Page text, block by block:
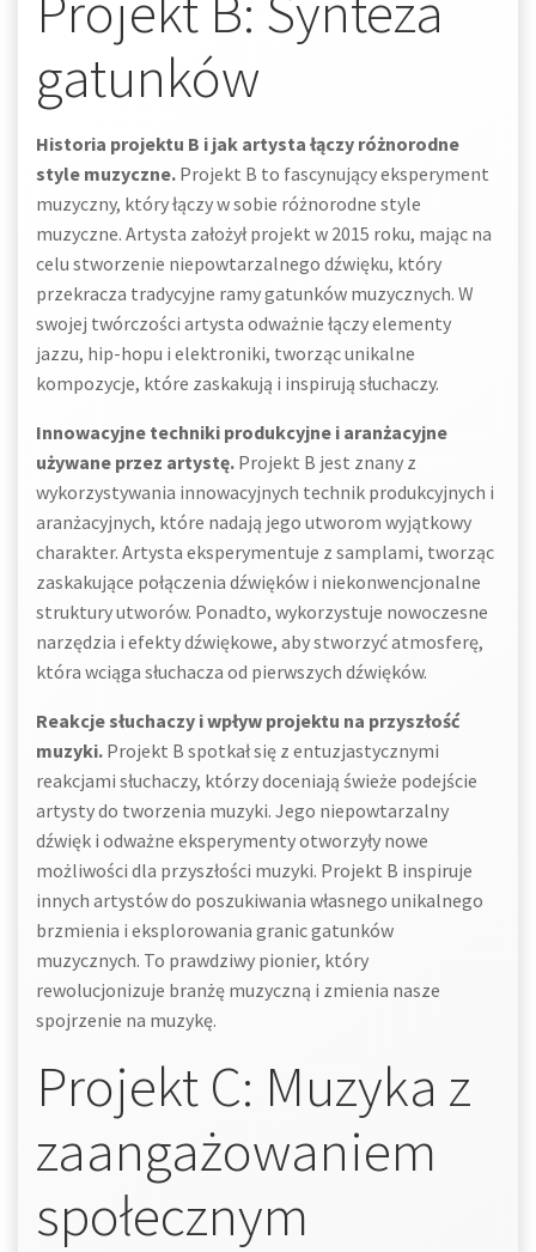
gatunków
Historia projektu B i jak artysta łączy różnorodne
style muzyczne. Projekt B to fascynujący eksperyment
muzyczny, który łączy w sobie różnorodne style
muzyczne. Artysta założył projekt w 2015 roku, mając na
celu stworzenie niepowtarzalnego dźwięku, który
przekracza tradycyjne ramy gatunków muzycznych. W
swojej twórczości artysta odważnie łączy elementy
jazzu, hip-hopu i elektroniki, tworząc unikalne
kompozycje, które zaskakują i inspirują słuchaczy.
Innowacyjne techniki produkcyjne i aranżacyjne
używane przez artystę. Projekt B jest znany z
wykorzystywania innowacyjnych technik produkcyjnych i
aranżacyjnych, które nadają jego utworom wyjątkowy
charakter. Artysta eksperymentuje z samplami, tworząc
zaskakujące połączenia dźwięków i niekonwencjonalne
struktury utworów. Ponadto, wykorzystuje nowoczesne
narzędzia i efekty dźwiękowe, aby stworzyć atmosferę,
która wciąga słuchacza od pierwszych dźwięków.
Reakcje słuchaczy i wpływ projektu na przyszłość
muzyki. Projekt B spotkał się z entuzjastycznymi
reakcjami słuchaczy, którzy doceniają świeże podejście
artysty do tworzenia muzyki. Jego niepowtarzalny
dźwięk i odważne eksperymenty otworzyły nowe
możliwości dla przyszłości muzyki. Projekt B inspiruje
innych artystów do poszukiwania własnego unikalnego
brzmienia i eksplorowania granic gatunków
muzycznych. To prawdziwy pionier, który
rewolucjonizuje branżę muzyczną i zmienia nasze
spojrzenie na muzykę.
Projekt C: Muzyka z
zaangażowaniem
społecznym